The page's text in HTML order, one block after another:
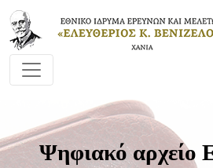
Ψηφιακό αρχείο